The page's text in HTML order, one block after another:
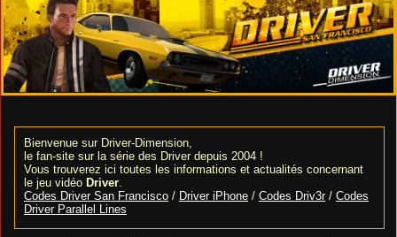
Bienvenue sur Driver-Dimension,
le fan-site sur la série des Driver depuis 2004 !
Vous trouverez ici toutes les informations et actualités concernant
le jeu vidéo Driver.
Codes Driver San Francisco / Driver iPhone / Codes Driv3r/ Codes
Driver Parallel Lines